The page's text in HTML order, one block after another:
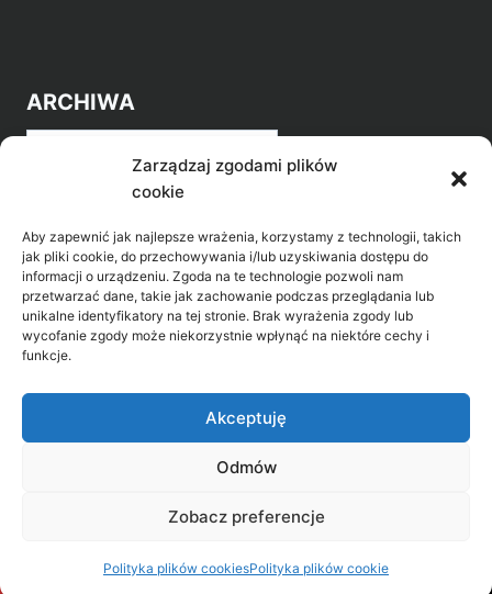
Zarządzaj zgodami plików
cookie
Aby zapewnić jak najlepsze wrażenia, korzystamy z technologii, takich
jak pliki cookie, do przechowywania i/lub uzyskiwania dostępu do
informacji o urządzeniu. Zgoda na te technologie pozwoli nam
przetwarzać dane, takie jak zachowanie podczas przeglądania lub
unikalne identyfikatory na tej stronie. Brak wyrażenia zgody lub
wycofanie zgody może niekorzystnie wpłynąć na niektóre cechy i
funkcje.
Akceptuję
Odmów
Zobacz preferencje
Polityka plików cookiesPolityka plików cookie
ARCHIWA
Archiwa
POZNAJ LEPIEJ NASZ REGION
>Gołdap Mazurski Zdrój
31, 19-500 Gołdap